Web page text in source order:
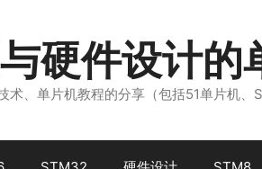
硬件设计的
、单片机教程的分享（包括51单片机、